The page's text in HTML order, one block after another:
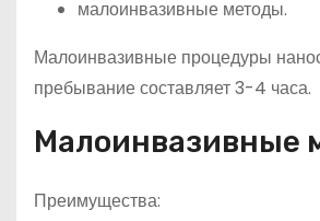
малоинвазивные методы.
Малоинвазивные процедуры
пребывание составляет 3-4 часа.
Малоинвазивные
Преимущества: